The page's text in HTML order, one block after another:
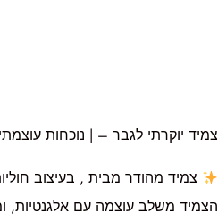
צמיד יוקרתי לגבר – | נוכחות
צמיד מהודר מבית , בעיצוב
הצמיד משלב עוצמה עם אלגנטיות,